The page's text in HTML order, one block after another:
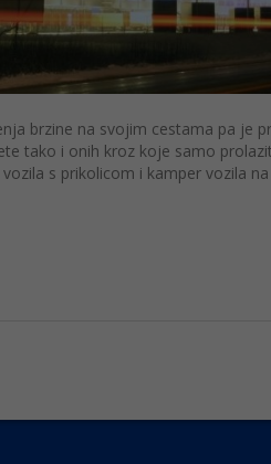
brzine na svojim cestama pa je
tako i onih kroz koje samo
s prikolicom i kamper vozila